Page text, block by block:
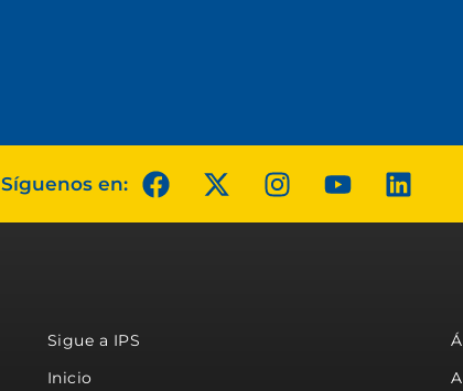
Síguenos en:
Sigue a IPS
Inicio